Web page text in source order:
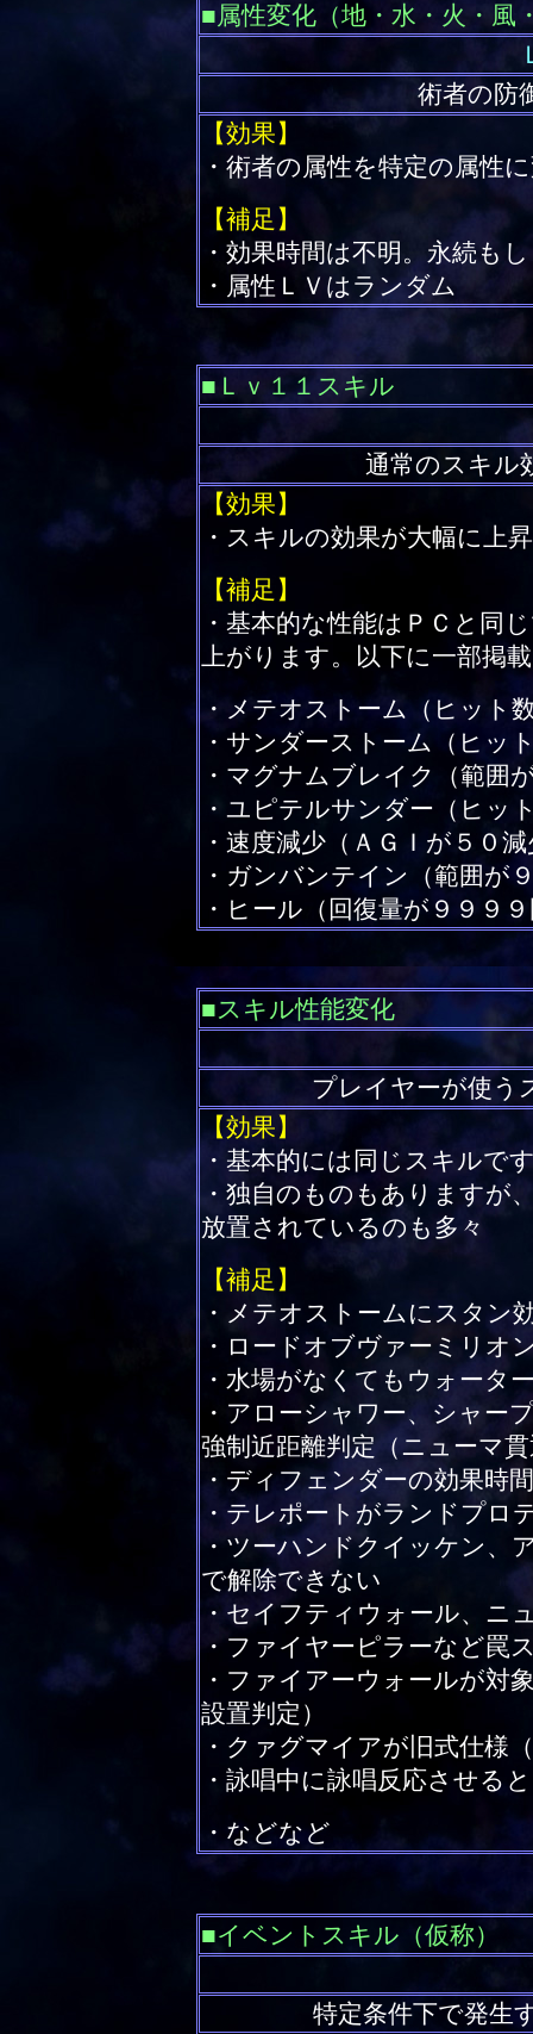
■属性変化（地・水・火・風
術者の防
【効果】
・術者の属性を特定の属性
【補足】
・効果時間は不明。永続も
・属性ＬＶはランダム
■Ｌｖ１１スキル
通常のスキル
【効果】
・スキルの効果が大幅に上
【補足】
・基本的な性能はＰＣと同
上がります。以下に一部掲載
・メテオストーム（ヒット
・サンダーストーム（ヒッ
・マグナムブレイク（範囲
・ユピテルサンダー（ヒッ
・速度減少（ＡＧＩが５０
・ガンバンテイン（範囲が
・ヒール（回復量が９９９
■スキル性能変化
プレイヤーが使う
【効果】
・基本的には同じスキルで
・独自のものもありますが
放置されているのも多々
【補足】
・メテオストームにスタン
・ロードオブヴァーミリオ
・水場がなくてもウォータ
・アローシャワー、シャー
強制近距離判定（ニューマ
・ディフェンダーの効果時
・テレポートがランドプロ
・ツーハンドクイッケン、
で解除できない
・セイフティウォール、ニ
・ファイヤーピラーなど罠
・ファイアーウォールが対
設置判定）
・クァグマイアが旧式仕様
・詠唱中に詠唱反応させる
・などなど
■イベントスキル（仮称）
特定条件下で発生